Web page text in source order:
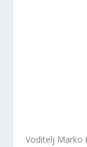
Voditelj Marko